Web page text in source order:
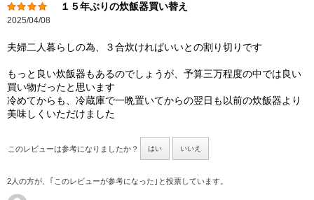
１５年ぶりの炊飯器買い替え
2025/04/08
夫婦二人暮らしの為、３合炊ければいいとの割り切りです
もっと良い炊飯器もあるのでしょうが、予算三万程度の中では良い
買い物だったと思います
冷めてからも、冷蔵庫で一晩置いてからの翌日も以前の炊飯器より
美味しくいただけました
このレビューは参考になりましたか？ はい いいえ
2人の方が、｢このレビューが参考になった｣と投票しています。